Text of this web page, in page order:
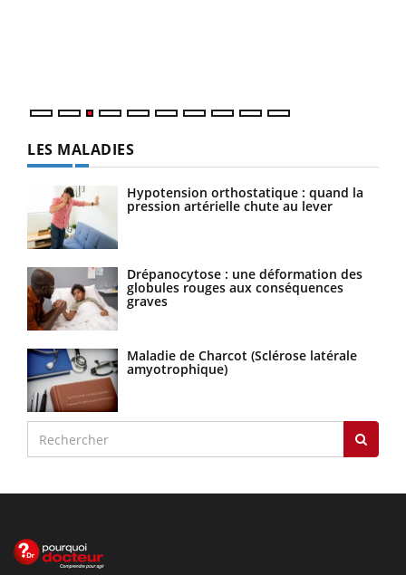
LES MALADIES
Hypotension orthostatique : quand la
pression artérielle chute au lever
Drépanocytose : une déformation des
globules rouges aux conséquences
graves
Maladie de Charcot (Sclérose latérale
amyotrophique)